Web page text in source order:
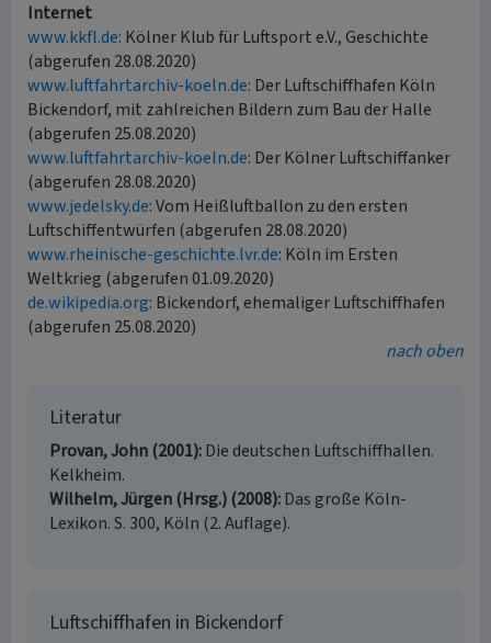
Internet
www.kkfl.de: Kölner Klub für Luftsport e.V., Geschichte
(abgerufen 28.08.2020)
www.luftfahrtarchiv-koeln.de: Der Luftschiffhafen Köln
Bickendorf, mit zahlreichen Bildern zum Bau der Halle
(abgerufen 25.08.2020)
www.luftfahrtarchiv-koeln.de: Der Kölner Luftschiffanker
(abgerufen 28.08.2020)
www.jedelsky.de: Vom Heißluftballon zu den ersten
Luftschiffentwürfen (abgerufen 28.08.2020)
www.rheinische-geschichte.lvr.de: Köln im Ersten
Weltkrieg (abgerufen 01.09.2020)
de.wikipedia.org: Bickendorf, ehemaliger Luftschiffhafen
(abgerufen 25.08.2020)
nach oben
Literatur
Provan, John (2001) Die deutschen Luftschiffhallen.
Kelkheim.
Wilhelm, Jürgen (Hrsg.) (2008) Das große Köln-
Lexikon. S. 300, Köln (2. Auflage).
Luftschiffhafen in Bickendorf